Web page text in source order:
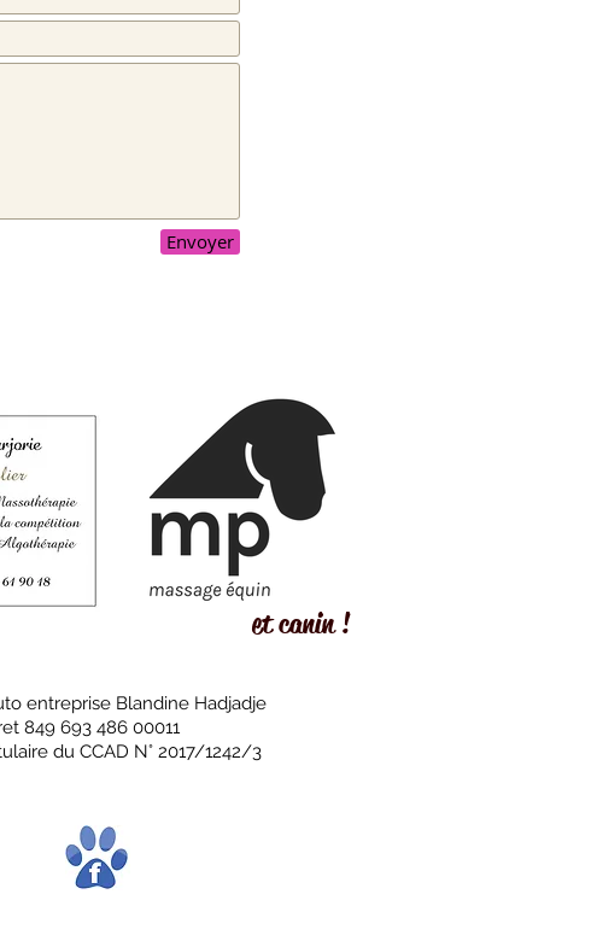
Envoyer
et canin !
entreprise Blandine Hadjadje
849 693 486 00011
du CCAD N° 2017/1242/3